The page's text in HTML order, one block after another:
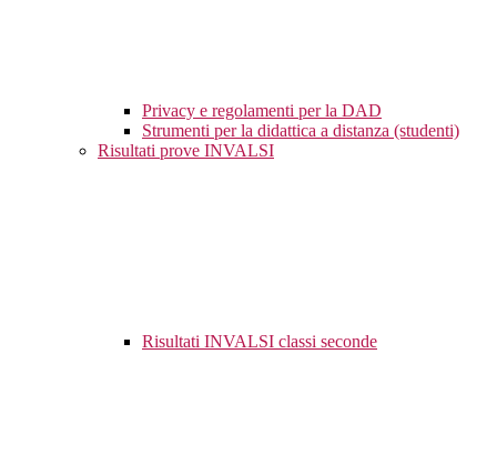
Privacy e regolamenti per la DAD
Strumenti per la didattica a distanza (studenti)
Risultati prove INVALSI
Risultati INVALSI classi seconde